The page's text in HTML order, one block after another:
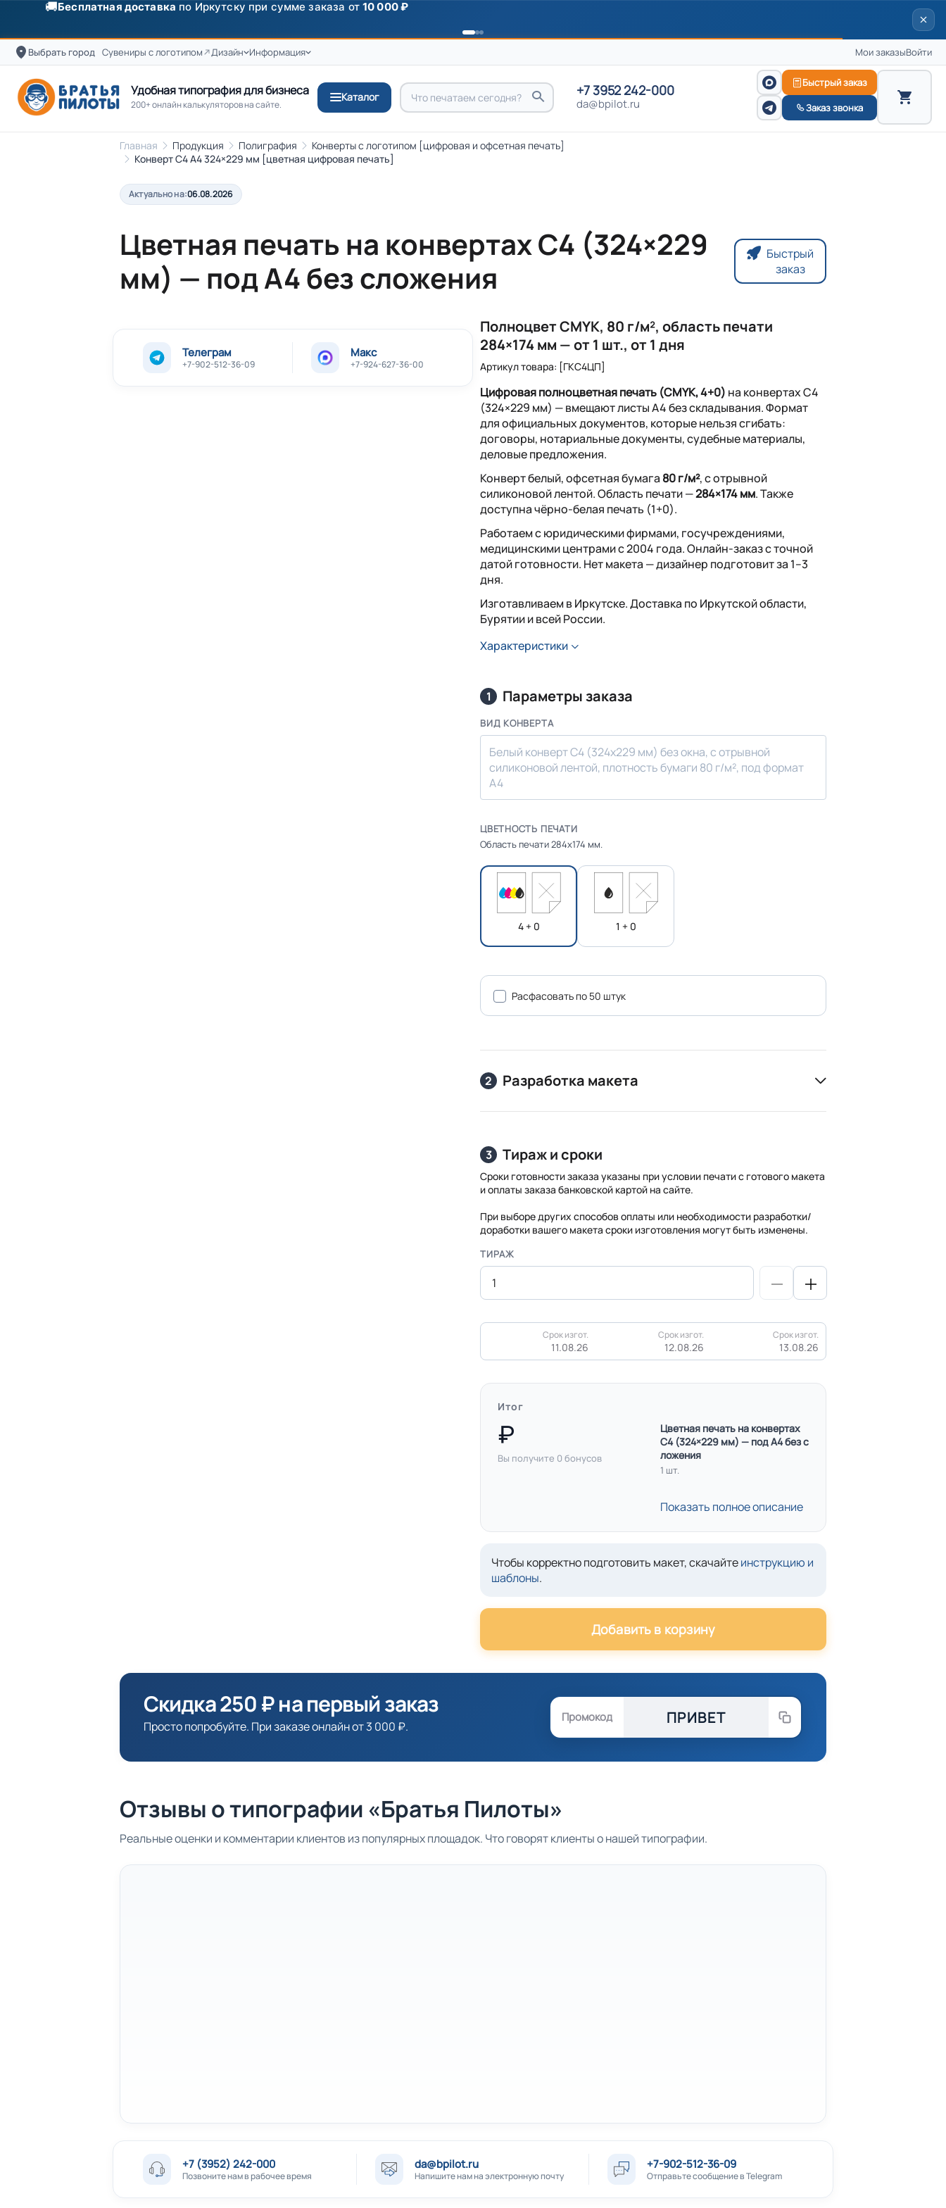
✨Скидка 250 ₽на первый заказ от 3000 ₽ по промокоду ПРИВЕТ
Выбрать город Сувениры с логотипом Дизайн Информация Мои заказыВойти
Удобная типография для бизнеса
200+ онлайн калькуляторов на сайте.
Каталог +7 3952 242-000
da@bpilot.ru
Быстрый заказ
Заказ звонка
Главная Продукция Полиграфия
Конверты с логотипом [цифровая и офсетная печать]
Конверт C4 А4 324×229 мм [цветная цифровая печать]
Актуально на:06.08.2026
Цветная печать на конвертах С4 (324×229
мм) — под А4 без сложения
Быстрый
заказ
Телеграм
+7-902-512-36-09
Макс
+7-924-627-36-00
Полноцвет CMYK, 80 г/м², область печати
284×174 мм — от 1 шт., от 1 дня
Артикул товара: [ГКС4ЦП]
Цифровая полноцветная печать (CMYK, 4+0) на конвертах С4
(324×229 мм) — вмещают листы А4 без складывания. Формат
для официальных документов, которые нельзя сгибать:
договоры, нотариальные документы, судебные материалы,
деловые предложения.
Конверт белый, офсетная бумага 80 г/м², с отрывной
силиконовой лентой. Область печати —284×174 мм. Также
доступна чёрно-белая печать (1+0).
Работаем с юридическими фирмами, госучреждениями,
медицинскими центрами с 2004 года. Онлайн-заказ с точной
датой готовности. Нет макета — дизайнер подготовит за 1–3
дня.
Изготавливаем в Иркутске. Доставка по Иркутской области,
Бурятии и всей России.
Характеристики
1 Параметры заказа
ВИД КОНВЕРТА
Белый конверт С4 (324x229 мм) без окна, с отрывной
силиконовой лентой, плотность бумаги 80 г/м², под формат
А4
ЦВЕТНОСТЬ ПЕЧАТИ
Область печати 284х174 мм.
4 + 0 1 + 0
Расфасовать по 50 штук
2 Разработка макета
3 Тираж и сроки
Сроки готовности заказа указаны при условии печати с готового макета
и оплаты заказа банковской картой на сайте.
При выборе других способов оплаты или необходимости разработки/
доработки вашего макета сроки изготовления могут быть изменены.
ТИРАЖ
Срок изгот.
11.08.26
Срок изгот.
12.08.26
Срок изгот.
13.08.26
Итог
Вы получите 0 бонусов
Цветная печать на конвертах
С4 (324×229 мм) — под А4 без с
ложения
1 шт.
Показать полное описание
Чтобы корректно подготовить макет, скачайтеинструкцию и
шаблоны.
Добавить в корзину
Скидка 250 ₽ на первый заказ
Просто попробуйте. При заказе онлайн от 3 000 ₽.
Промокод ПРИВЕТ
Отзывы о типографии «Братья Пилоты»
Реальные оценки и комментарии клиентов из популярных площадок. Что говорят клиенты о нашей типографии.
+7 (3952) 242-000
Позвоните нам в рабочее время
da@bpilot.ru
Напишите нам на электронную почту
+7-902-512-36-09
Отправьте сообщение в Telegram